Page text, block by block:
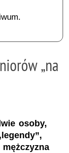
„na
osoby,